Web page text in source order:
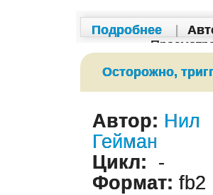
Подробнее
Осторожно,
Автор: Нил
Гейман
Цикл: -
Формат: fb2